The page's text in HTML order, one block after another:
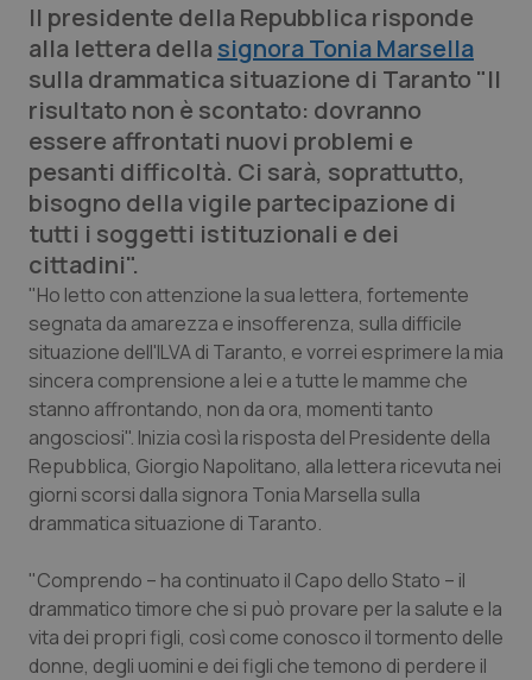
Lettere al direttore
Edizioni Regionali
QS Pro
Professionisti Sanitari.AI
Abruzzo
Basilicata
Calabria
Campania
Emilia-Romagna
Friuli Venezia Giulia
Lazio
QS Pro Gold
Artrite & artrosi
Asma & BPCO
Car-T
Colesterolo & coronaropatie
Dermatite Atopica
Diabete & glucometri
QS Club Newsletter
Il presidente della Repubblica risponde
alla lettera della signora Tonia Marsella
sulla drammatica situazione di Taranto "Il
risultato non è scontato: dovranno
essere affrontati nuovi problemi e
pesanti difficoltà. Ci sarà, soprattutto,
bisogno della vigile partecipazione di
tutti i soggetti istituzionali e dei
cittadini".
"Ho letto con attenzione la sua lettera, fortemente
segnata da amarezza e insofferenza, sulla difficile
situazione dell'ILVA di Taranto, e vorrei esprimere la mia
sincera comprensione a lei e a tutte le mamme che
stanno affrontando, non da ora, momenti tanto
angosciosi". Inizia così la risposta del Presidente della
Repubblica, Giorgio Napolitano, alla lettera ricevuta nei
giorni scorsi dalla signora Tonia Marsella sulla
drammatica situazione di Taranto.
"Comprendo – ha continuato il Capo dello Stato – il
drammatico timore che si può provare per la salute e la
vita dei propri figli, così come conosco il tormento delle
donne, degli uomini e dei figli che temono di perdere il